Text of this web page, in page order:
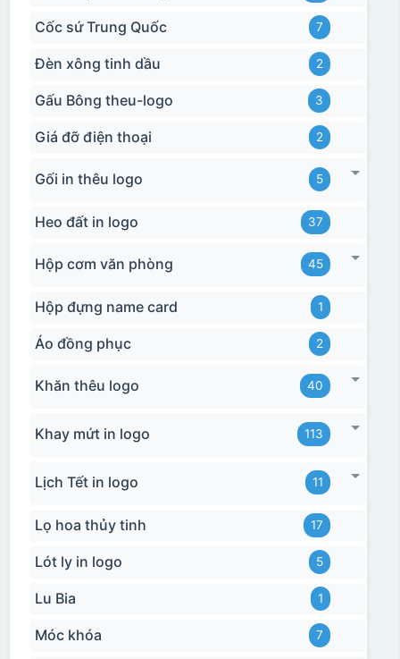
Cốc sứ Trung Quốc 7
Đèn xông tinh dầu 2
Gấu Bông theu-logo 3
Giá đỡ điện thoại 2
Gối in thêu logo 5
Heo đất in logo 37
Hộp cơm văn phòng 45
Hộp đựng name card 1
Áo đồng phục 2
Khăn thêu logo 40
Khay mứt in logo 113
Lịch Tết in logo 11
Lọ hoa thủy tinh 17
Lót ly in logo 5
Lu Bia 1
Móc khóa 7